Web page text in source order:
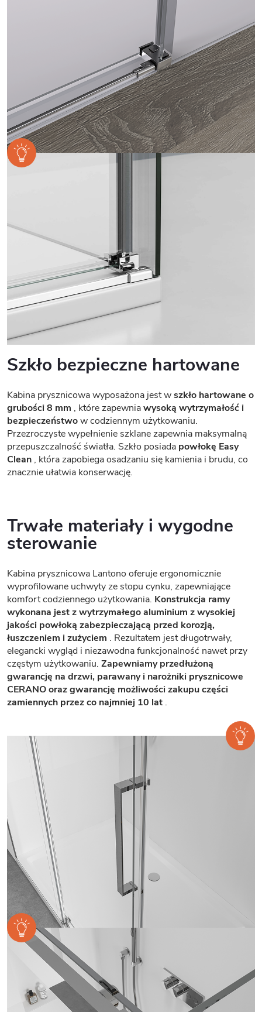
Szkło bezpieczne hartowane
Kabina prysznicowa wyposażona jest wszkło hartowane o
grubości 8 mm , które zapewniawysoką wytrzymałość i
bezpieczeństwow codziennym użytkowaniu.
Przezroczyste wypełnienie szklane zapewnia maksymalną
przepuszczalność światła. Szkło posiada powłokę Easy
Clean , która zapobiega osadzaniu się kamienia i brudu, co
znacznie ułatwia konserwację.
Trwałe materiały i wygodne
sterowanie
Kabina prysznicowa Lantono oferuje ergonomicznie
wyprofilowane uchwyty ze stopu cynku, zapewniające
komfort codziennego użytkowania. Konstrukcja ramy
wykonana jest z wytrzymałego aluminium z wysokiej
jakości powłoką zabezpieczającą przed korozją,
łuszczeniem i zużyciem . Rezultatem jest długotrwały,
elegancki wygląd i niezawodna funkcjonalność nawet przy
częstym użytkowaniu. Zapewniamy przedłużoną
gwarancję na drzwi, parawany i narożniki prysznicowe
CERANO oraz gwarancję możliwości zakupu części
zamiennych przez co najmniej 10 lat .